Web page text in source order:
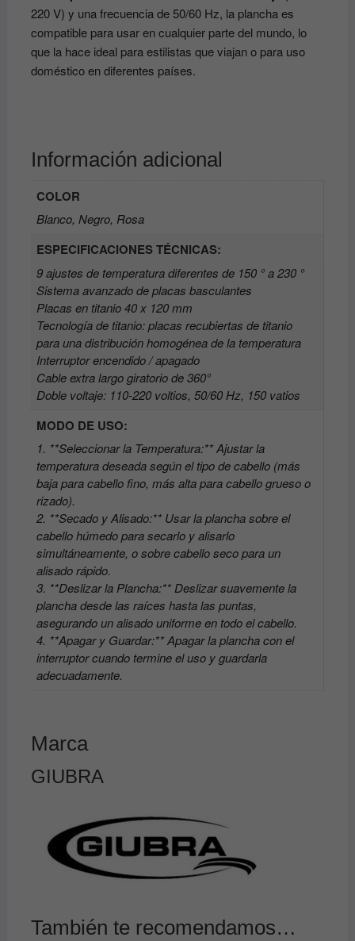
220 V) y una frecuencia de 50/60 Hz, la plancha es
compatible para usar en cualquier parte del mundo, lo
que la hace ideal para estilistas que viajan o para uso
doméstico en diferentes países.
Información adicional
COLOR
Blanco, Negro, Rosa
ESPECIFICACIONES TÉCNICAS:
9 ajustes de temperatura diferentes de 150 ° a 230 °
Sistema avanzado de placas basculantes
Placas en titanio 40 x 120 mm
Tecnología de titanio: placas recubiertas de titanio
para una distribución homogénea de la temperatura
Interruptor encendido / apagado
Cable extra largo giratorio de 360°
Doble voltaje: 110-220 voltios, 50/60 Hz, 150 vatios
MODO DE USO:
1. **Seleccionar la Temperatura:** Ajustar la
temperatura deseada según el tipo de cabello (más
baja para cabello fino, más alta para cabello grueso o
rizado).
2. **Secado y Alisado:** Usar la plancha sobre el
cabello húmedo para secarlo y alisarlo
simultáneamente, o sobre cabello seco para un
alisado rápido.
3. **Deslizar la Plancha:** Deslizar suavemente la
plancha desde las raíces hasta las puntas,
asegurando un alisado uniforme en todo el cabello.
4. **Apagar y Guardar:** Apagar la plancha con el
interruptor cuando termine el uso y guardarla
adecuadamente.
Marca
GIUBRA
También te recomendamos…